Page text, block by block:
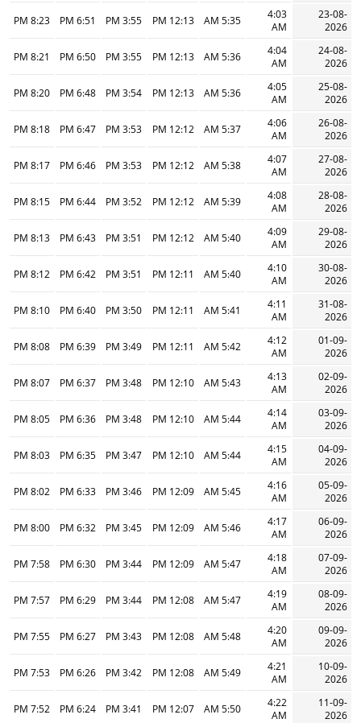
23-08-
2026
4:03
AM
5:35 AM
12:13 PM
3:55 PM
6:51 PM
8:23 PM
24-08-
2026
4:04
AM
5:36 AM
12:13 PM
3:55 PM
6:50 PM
8:21 PM
25-08-
2026
4:05
AM
5:36 AM
12:13 PM
3:54 PM
6:48 PM
8:20 PM
26-08-
2026
4:06
AM
5:37 AM
12:12 PM
3:53 PM
6:47 PM
8:18 PM
27-08-
2026
4:07
AM
5:38 AM
12:12 PM
3:53 PM
6:46 PM
8:17 PM
28-08-
2026
4:08
AM
5:39 AM
12:12 PM
3:52 PM
6:44 PM
8:15 PM
29-08-
2026
4:09
AM
5:40 AM
12:12 PM
3:51 PM
6:43 PM
8:13 PM
30-08-
2026
4:10
AM
5:40 AM
12:11 PM
3:51 PM
6:42 PM
8:12 PM
31-08-
2026
4:11
AM
5:41 AM
12:11 PM
3:50 PM
6:40 PM
8:10 PM
01-09-
2026
4:12
AM
5:42 AM
12:11 PM
3:49 PM
6:39 PM
8:08 PM
02-09-
2026
4:13
AM
5:43 AM
12:10 PM
3:48 PM
6:37 PM
8:07 PM
03-09-
2026
4:14
AM
5:44 AM
12:10 PM
3:48 PM
6:36 PM
8:05 PM
04-09-
2026
4:15
AM
5:44 AM
12:10 PM
3:47 PM
6:35 PM
8:03 PM
05-09-
2026
4:16
AM
5:45 AM
12:09 PM
3:46 PM
6:33 PM
8:02 PM
06-09-
2026
4:17
AM
5:46 AM
12:09 PM
3:45 PM
6:32 PM
8:00 PM
07-09-
2026
4:18
AM
5:47 AM
12:09 PM
3:44 PM
6:30 PM
7:58 PM
08-09-
2026
4:19
AM
5:47 AM
12:08 PM
3:44 PM
6:29 PM
7:57 PM
09-09-
2026
4:20
AM
5:48 AM
12:08 PM
3:43 PM
6:27 PM
7:55 PM
10-09-
2026
4:21
AM
5:49 AM
12:08 PM
3:42 PM
6:26 PM
7:53 PM
11-09-
2026
4:22
AM
5:50 AM
12:07 PM
3:41 PM
6:24 PM
7:52 PM